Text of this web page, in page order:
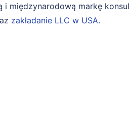
i międzynarodową markę
zakładanie LLC w USA.